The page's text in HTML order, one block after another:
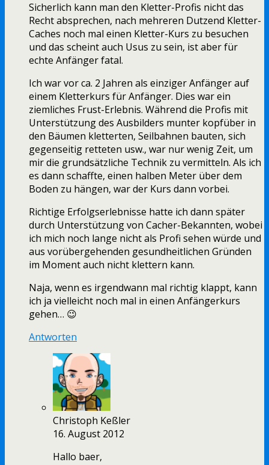
Sicherlich kann man den Kletter-Profis nicht das
Recht absprechen, nach mehreren Dutzend Kletter-
Caches noch mal einen Kletter-Kurs zu besuchen
und das scheint auch Usus zu sein, ist aber für
echte Anfänger fatal.
Ich war vor ca. 2 Jahren als einziger Anfänger auf
einem Kletterkurs für Anfänger. Dies war ein
ziemliches Frust-Erlebnis. Während die Profis mit
Unterstützung des Ausbilders munter kopfüber in
den Bäumen kletterten, Seilbahnen bauten, sich
gegenseitig retteten usw., war nur wenig Zeit, um
mir die grundsätzliche Technik zu vermitteln. Als ich
es dann schaffte, einen halben Meter über dem
Boden zu hängen, war der Kurs dann vorbei.
Richtige Erfolgserlebnisse hatte ich dann später
durch Unterstützung von Cacher-Bekannten, wobei
ich mich noch lange nicht als Profi sehen würde und
aus vorübergehenden gesundheitlichen Gründen
im Moment auch nicht klettern kann.
Naja, wenn es irgendwann mal richtig klappt, kann
ich ja vielleicht noch mal in einen Anfängerkurs
gehen… 😉
Antworten
Christoph Keßler
16. August 2012
Hallo baer,